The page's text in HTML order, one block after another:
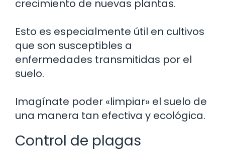
crecimiento de nuevas plantas.
Esto es especialmente útil en cultivos
que son susceptibles a
enfermedades transmitidas por el
suelo.
Imagínate poder «limpiar» el suelo de
una manera tan efectiva y ecológica.
Control de plagas